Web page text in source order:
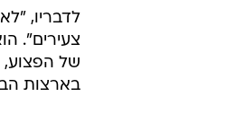
לדבריו,
צעירים".
של הפצוע,
בארצות